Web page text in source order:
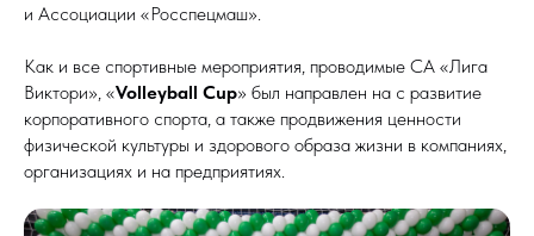
и Ассоциации «Росспецмаш».
Как и все спортивные мероприятия, проводимые СА «Лига
Виктори», «Volleyball Cup» был направлен на с развитие
корпоративного спорта, а также продвижения ценности
физической культуры и здорового образа жизни в компаниях,
организациях и на предприятиях.